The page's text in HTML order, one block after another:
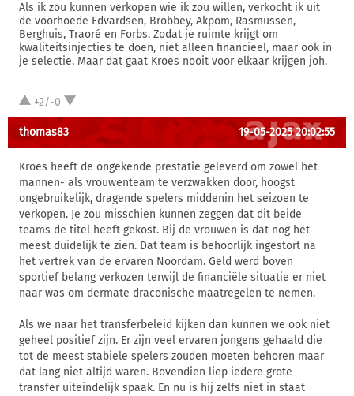
Als ik zou kunnen verkopen wie ik zou willen, verkocht ik uit
de voorhoede Edvardsen, Brobbey, Akpom, Rasmussen,
Berghuis, Traoré en Forbs. Zodat je ruimte krijgt om
kwaliteitsinjecties te doen, niet alleen financieel, maar ook in
je selectie. Maar dat gaat Kroes nooit voor elkaar krijgen joh.
+2/-0
thomas83 19-05-2025 20:02:55
Kroes heeft de ongekende prestatie geleverd om zowel het
mannen- als vrouwenteam te verzwakken door, hoogst
ongebruikelijk, dragende spelers middenin het seizoen te
verkopen. Je zou misschien kunnen zeggen dat dit beide
teams de titel heeft gekost. Bij de vrouwen is dat nog het
meest duidelijk te zien. Dat team is behoorlijk ingestort na
het vertrek van de ervaren Noordam. Geld werd boven
sportief belang verkozen terwijl de financiële situatie er niet
naar was om dermate draconische maatregelen te nemen.
Als we naar het transferbeleid kijken dan kunnen we ook niet
geheel positief zijn. Er zijn veel ervaren jongens gehaald die
tot de meest stabiele spelers zouden moeten behoren maar
dat lang niet altijd waren. Bovendien liep iedere grote
transfer uiteindelijk spaak. En nu is hij zelfs niet in staat